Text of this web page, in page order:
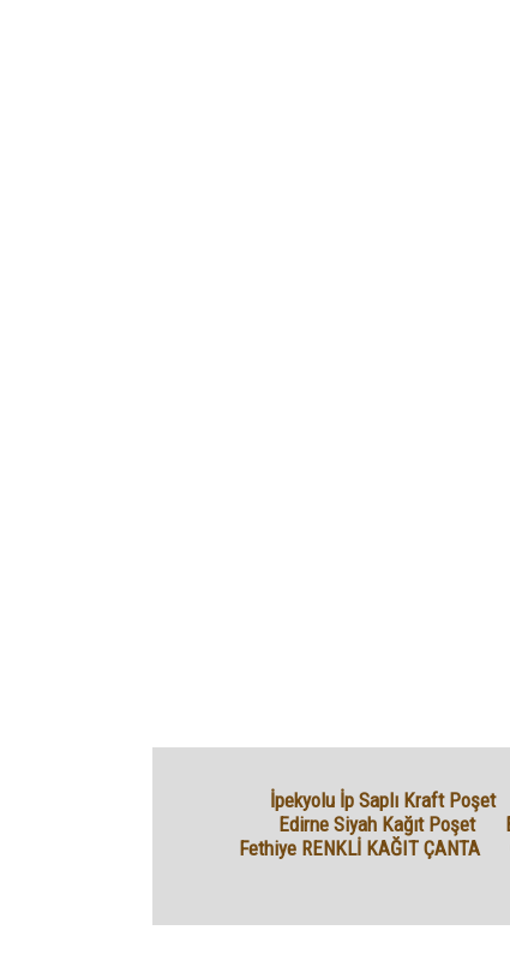
İpekyolu İp Saplı Kraft Poşet
Edirne Siyah Kağıt Poşet
Fethiye RENKLİ KAĞIT ÇANTA